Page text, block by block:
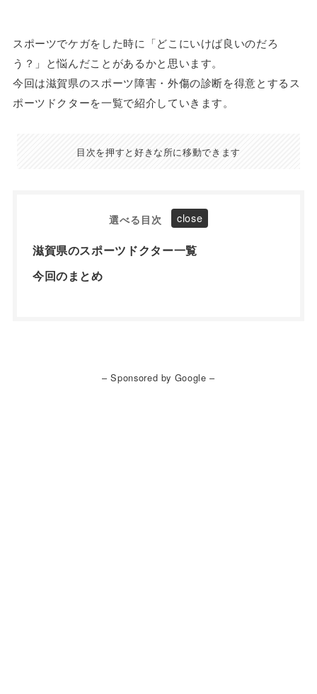
スポーツでケガをした時に「どこにいけば良いのだろ
う？」と悩んだことがあるかと思います。
今回は滋賀県のスポーツ障害・外傷の診断を得意とするス
ポーツドクターを一覧で紹介していきます。
目次を押すと好きな所に移動できます
選べる目次
滋賀県のスポーツドクター一覧
今回のまとめ
– Sponsored by Google –